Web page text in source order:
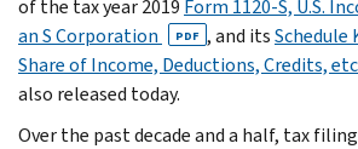
of the tax year 2019 Form 1120-S, U.S.
an S Corporation
PDF , and itsSchedule
Share of Income, Deductions, Credits,
also released today.
Over the past decade and a half, tax